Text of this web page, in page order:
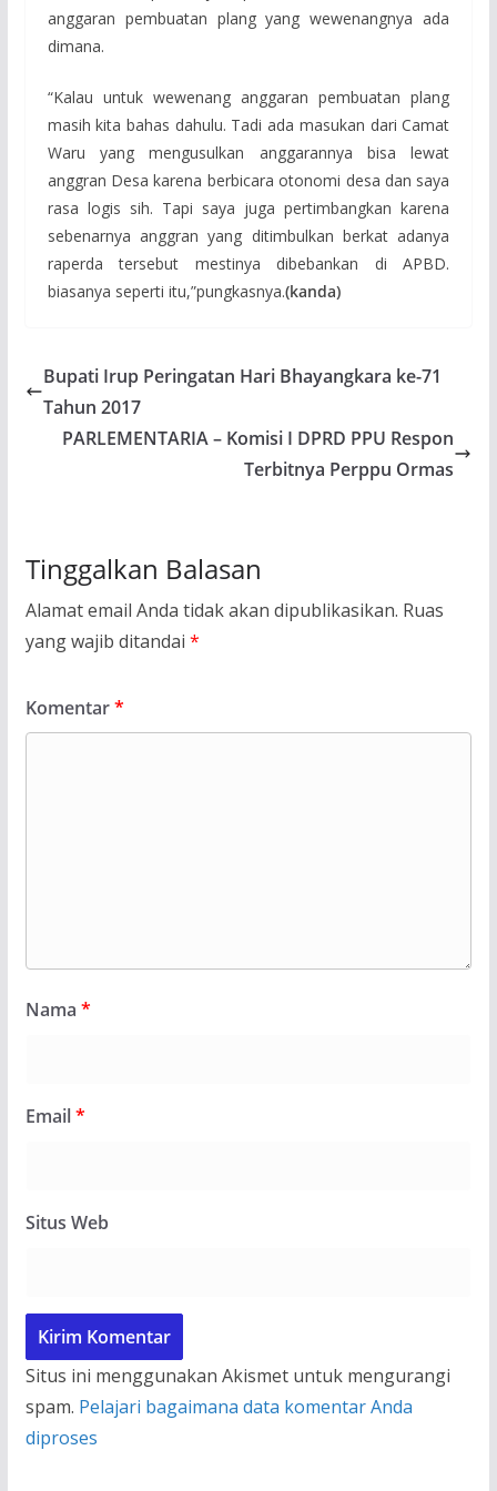
anggaran pembuatan plang yang wewenangnya ada
dimana.
“Kalau untuk wewenang anggaran pembuatan plang
masih kita bahas dahulu. Tadi ada masukan dari Camat
Waru yang mengusulkan anggarannya bisa lewat
anggran Desa karena berbicara otonomi desa dan saya
rasa logis sih. Tapi saya juga pertimbangkan karena
sebenarnya anggran yang ditimbulkan berkat adanya
raperda tersebut mestinya dibebankan di APBD.
biasanya seperti itu,”pungkasnya.(kanda)
Bupati Irup Peringatan Hari Bhayangkara ke-71
Tahun 2017
PARLEMENTARIA – Komisi I DPRD PPU Respon
Terbitnya Perppu Ormas
Tinggalkan Balasan
Alamat email Anda tidak akan dipublikasikan. Ruas
yang wajib ditandai *
Komentar*
Nama *
Email*
Situs Web
Situs ini menggunakan Akismet untuk mengurangi
spam. Pelajari bagaimana data komentar Anda
diproses